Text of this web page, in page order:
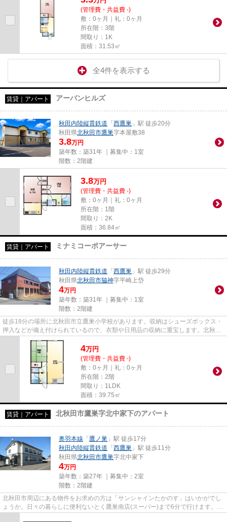
(管理費・共益費 -)
敷：0ヶ月｜礼：0ヶ月
所在階：3階
間取り：1K
面積：31.53㎡
全4件を表示する
賃貸｜アパート アーバンヒルズ
秋田内陸縦貫鉄道 「 西鷹巣 」駅 徒歩20分
秋田県北秋田市鷹巣字本屋敷38
3.8万円
築年数：築31年 ｜募集中： 1室
階数：2階建
3.8万円
(管理費・共益費 -)
敷：0ヶ月｜礼：0ヶ月
所在階：1階
間取り：2K
面積：36.84㎡
賃貸｜アパート ミナミコーポアーサー
秋田内陸縦貫鉄道 「 西鷹巣 」駅 徒歩29分
秋田県北秋田市脇神字平崎上岱
4万円
築年数：築31年 ｜募集中： 1室
階数：2階建
徒歩18分の場所に北秋田市立鷹巣小学校があります。収納はシューズボックス・
押入などが備え付けられているので、衣類や日用品の収納に重宝します。北秋田
市の住まい探しを応援する株...
4万円
(管理費・共益費 -)
敷：0ヶ月｜礼：0ヶ月
所在階：2階
間取り：1LDK
面積：39.75㎡
賃貸｜アパート 北秋田市鷹巣字北中家下のアパート
奥羽本線 「 鷹ノ巣 」駅 徒歩17分
秋田内陸縦貫鉄道 「 西鷹巣 」駅 徒歩11分
秋田県北秋田市鷹巣字北中家下
4万円
築年数：築27年 ｜募集中： 2室
階数：2階建
北秋田市周辺にある物件をお求めの方は「サンシャインたかのす」はいかがでし
ょうか。日々の暮らしに便利ないとく鷹巣南店(スーパー)まで6分で行けます。物